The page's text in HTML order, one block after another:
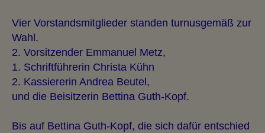
Vier Vorstandsmitglieder standen turnusgemäß zur
Wahl.
2. Vorsitzender Emmanuel Metz,
1. Schriftführerin Christa Kühn
2. Kassiererin Andrea Beutel,
und die Beisitzerin Bettina Guth-Kopf.
Bis auf Bettina Guth-Kopf, die sich dafür entschied